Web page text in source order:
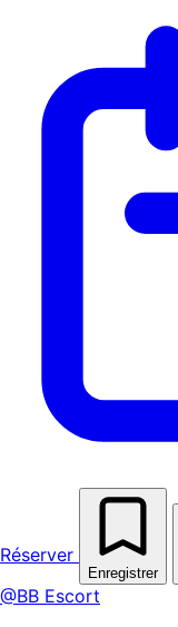
Réserver
Enregistrer
@BB Escort